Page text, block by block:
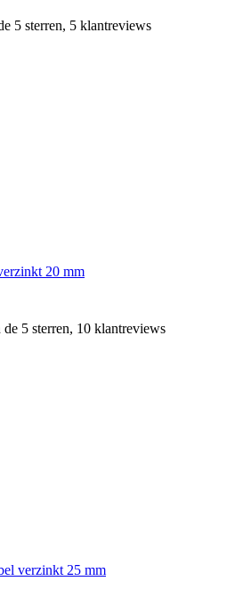
5 sterren, 5 klantreviews
20 mm
5 sterren, 10 klantreviews
verzinkt 25 mm